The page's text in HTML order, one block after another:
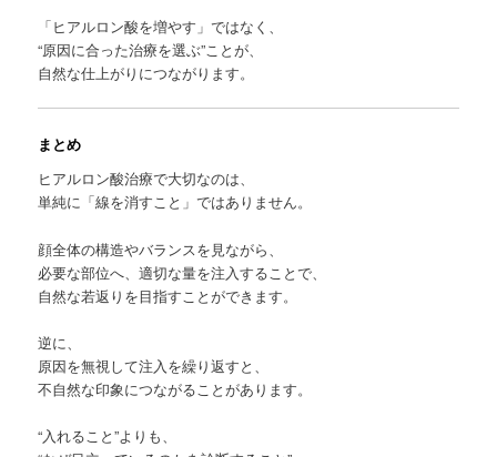
「ヒアルロン酸を増やす」ではなく、
“原因に合った治療を選ぶ”ことが、
自然な仕上がりにつながります。
まとめ
ヒアルロン酸治療で大切なのは、
単純に「線を消すこと」ではありません。
顔全体の構造やバランスを見ながら、
必要な部位へ、適切な量を注入することで、
自然な若返りを目指すことができます。
逆に、
原因を無視して注入を繰り返すと、
不自然な印象につながることがあります。
“入れること”よりも、